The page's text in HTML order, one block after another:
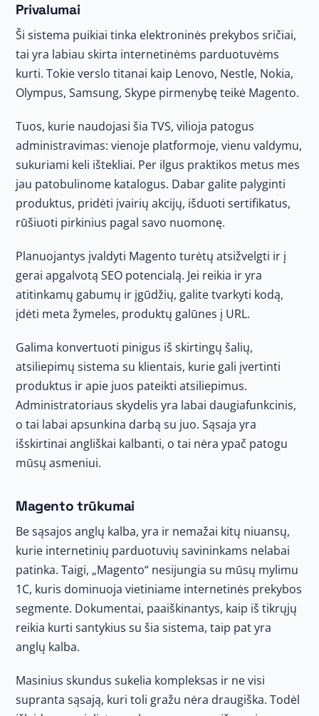
Privalumai
Ši sistema puikiai tinka elektroninės prekybos sričiai,
tai yra labiau skirta internetinėms parduotuvėms
kurti. Tokie verslo titanai kaip Lenovo, Nestle, Nokia,
Olympus, Samsung, Skype pirmenybę teikė Magento.
Tuos, kurie naudojasi šia TVS, vilioja patogus
administravimas: vienoje platformoje, vienu valdymu,
sukuriami keli ištekliai. Per ilgus praktikos metus mes
jau patobulinome katalogus. Dabar galite palyginti
produktus, pridėti įvairių akcijų, išduoti sertifikatus,
rūšiuoti pirkinius pagal savo nuomonę.
Planuojantys įvaldyti Magento turėtų atsižvelgti ir į
gerai apgalvotą SEO potencialą. Jei reikia ir yra
atitinkamų gabumų ir įgūdžių, galite tvarkyti kodą,
įdėti meta žymeles, produktų galūnes į URL.
Galima konvertuoti pinigus iš skirtingų šalių,
atsiliepimų sistema su klientais, kurie gali įvertinti
produktus ir apie juos pateikti atsiliepimus.
Administratoriaus skydelis yra labai daugiafunkcinis,
o tai labai apsunkina darbą su juo. Sąsaja yra
išskirtinai angliškai kalbanti, o tai nėra ypač patogu
mūsų asmeniui.
Magento trūkumai
Be sąsajos anglų kalba, yra ir nemažai kitų niuansų,
kurie internetinių parduotuvių savininkams nelabai
patinka. Taigi, „Magento“ nesijungia su mūsų mylimu
1C, kuris dominuoja vietiniame internetinės prekybos
segmente. Dokumentai, paaiškinantys, kaip iš tikrųjų
reikia kurti santykius su šia sistema, taip pat yra
anglų kalba.
Masinius skundus sukelia kompleksas ir ne visi
supranta sąsają, kuri toli gražu nėra draugiška. Todėl